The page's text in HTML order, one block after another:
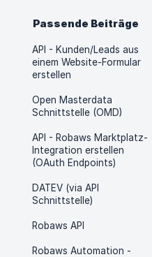
Passende Beiträge
API - Kunden/Leads aus
einem Website-Formular
erstellen
Open Masterdata
Schnittstelle (OMD)
API - Robaws Marktplatz-
Integration erstellen
(OAuth Endpoints)
DATEV (via API
Schnittstelle)
Robaws API
Robaws Automation -